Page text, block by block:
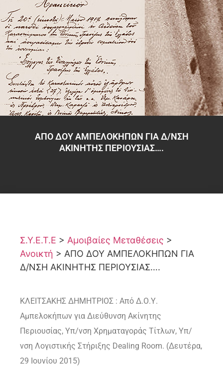
ΑΠΟ ΔΟΥ ΑΜΠΕΛΟΚΗΠΩΝ ΓΙΑ Δ/ΝΣΗ
ΑΚΙΝΗΤΗΣ ΠΕΡΙΟΥΣΙΑΣ….
Σ.Υ.Ε.Τ.Ε > Αμοιβαίες Μεταθέσεις >
Ανοικτή > ΑΠΟ ΔΟΥ ΑΜΠΕΛΟΚΗΠΩΝ ΓΙΑ
Δ/ΝΣΗ ΑΚΙΝΗΤΗΣ ΠΕΡΙΟΥΣΙΑΣ….
ΚΛΕΙΤΣΑΚΗΣ ΔΗΜΗΤΡΙΟΣ : Από Δ.Ο.Υ.
Αμπελοκήπων για Διεύθυνση Ακίνητης
Περιουσίας, Υπ/νση Χρηματαγοράς Τίτλων, Υπ/
νση Λογιστικής Στήριξης Dealing Room. (Δευτέρα,
29 Ιουνίου 2015)